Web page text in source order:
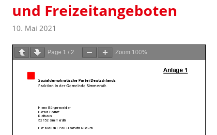
und Freizeitangeboten
10. Mai 2021
Page 1 / 2 Zoom 100%